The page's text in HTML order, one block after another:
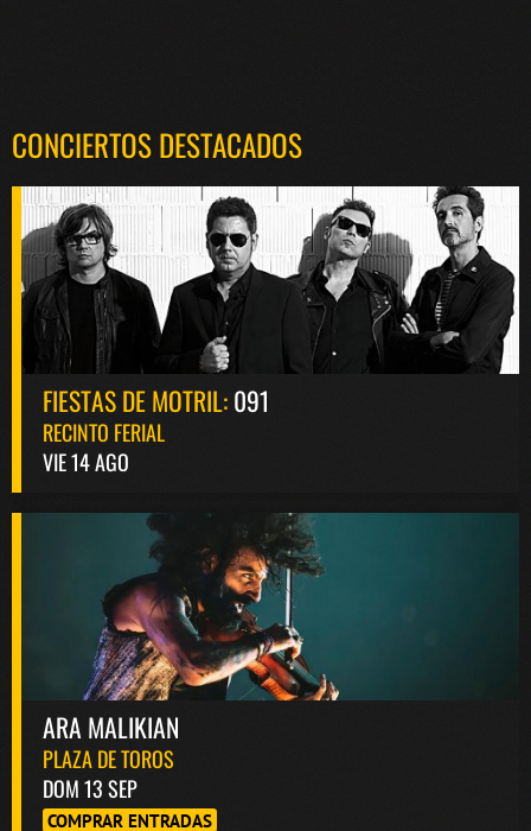
CONCIERTOS DESTACADOS
FIESTAS DE MOTRIL:091
RECINTO FERIAL
VIE 14 AGO
ARA MALIKIAN
PLAZA DE TOROS
DOM 13 SEP
COMPRAR ENTRADAS